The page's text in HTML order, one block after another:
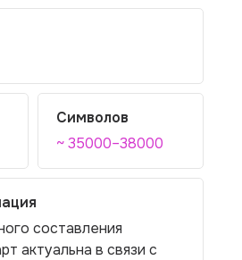
Символов
~ 35000–38000
составления
актуальна в связи с